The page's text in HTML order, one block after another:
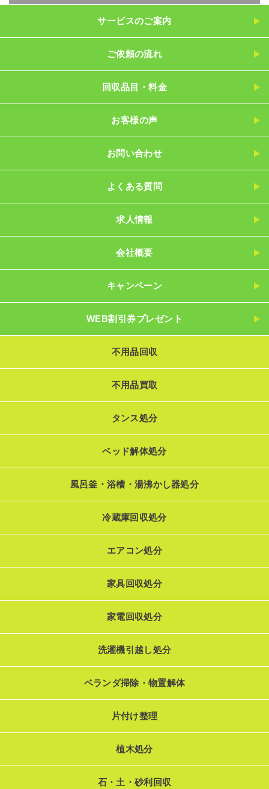
サービスのご案内
ご依頼の流れ
回収品目・料金
お客様の声
お問い合わせ
よくある質問
求人情報
会社概要
キャンペーン
WEB割引券プレゼント
不用品回収
不用品買取
タンス処分
ベッド解体処分
風呂釜・浴槽・湯沸かし器処分
冷蔵庫回収処分
エアコン処分
家具回収処分
家電回収処分
洗濯機引越し処分
ベランダ掃除・物置解体
片付け整理
植木処分
石・土・砂利回収